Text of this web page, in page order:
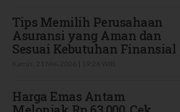
Tips Memilih Perusahaan
Asuransi yang Aman dan
Sesuai Kebutuhan Finansial
Harga Emas Antam